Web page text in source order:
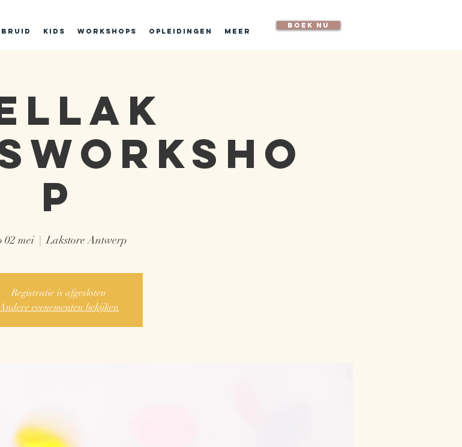
BRUID Kids Workshops Opleidingen Meer
boek nu
p
02 mei
  |
Lakstore Antwerp
Registratie is afgesloten
evenementen bekijken